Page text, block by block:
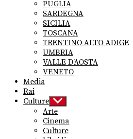
PUGLIA
SARDEGNA
SICILIA
TOSCANA
TRENTINO ALTO ADIGE
UMBRIA
VALLE D’AOSTA
VENETO
Media
Rai
Culture Show
sub
menu
Arte
Cinema
Culture